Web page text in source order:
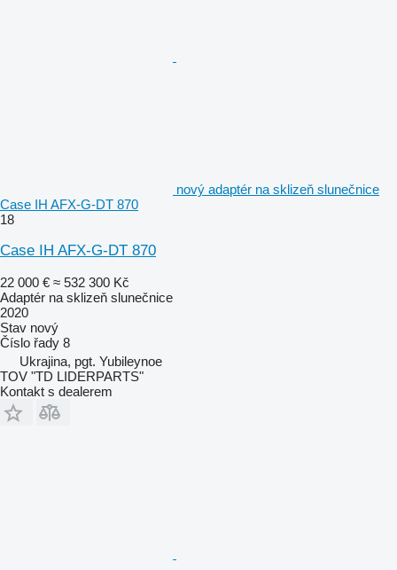
nový adaptér na sklizeň slunečnice
Case IH AFX-G-DT 870
18
Case IH AFX-G-DT 870
22 000 € ≈ 532 300 Kč
Adaptér na sklizeň slunečnice
2020
Stav nový
Číslo řady 8
Ukrajina, pgt. Yubileynoe
TOV "TD LIDERPARTS"
Kontakt s dealerem